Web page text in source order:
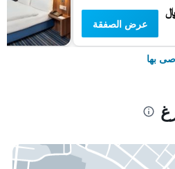
عرض الصفقة
بها